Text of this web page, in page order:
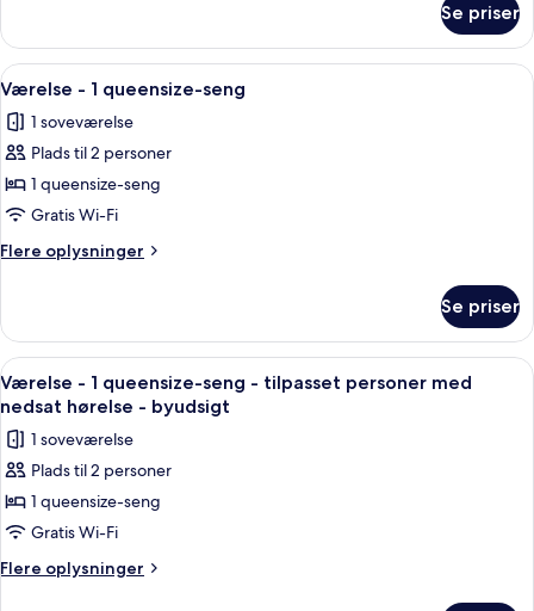
-
byudsigt
-
queensize-
byudsigt
Se priser
Indlæs
alle
billeder
af
Værelse
-
1
queensize-
Et værelse med murstensvæg, seng
2
Værelse - 1 queensize-seng
1 soveværelse
Plads til 2 personer
1 queensize-seng
Gratis Wi-Fi
Flere oplysninger
Flere
-
queensize-
seng
Se priser
Indlæs
alle
billeder
af
Værelse
-
1
queensize-
Et hotelværelse med en seng, et
3
Værelse - 1 queensize-seng - tilpasset personer med
nedsat hørelse - byudsigt
1 soveværelse
Plads til 2 personer
1 queensize-seng
Gratis Wi-Fi
Flere oplysninger
Flere